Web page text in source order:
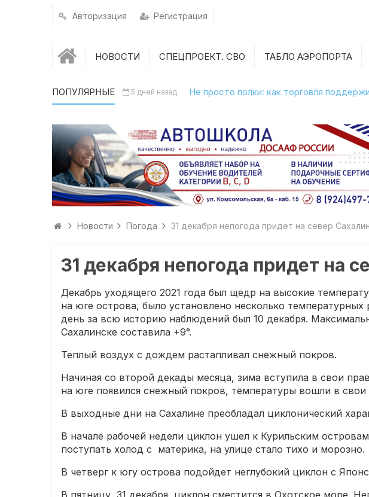
Авторизация Регистрация
НОВОСТИ СПЕЦПРОЕКТ. СВО ТАБЛО АЭРОПОРТА
ПОПУЛЯРНЫЕ 5 дней назад Не просто полки: как торговля
Новости Погода 31 декабря непогода придет на север
31 декабря непогода придет на
Декабрь уходящего 2021 года был щедр на высокие
на юге острова, было установлено несколько
день за всю историю наблюдений был 10 декабря.
Сахалинске составила +9°.
Теплый воздух с дождем растапливал снежный покров.
Начиная со второй декады месяца, зима вступила в свои
на юге появился снежный покров, температуры вошли в
В выходные дни на Сахалине преобладал циклонический
В начале рабочей недели циклон ушел к Курильским
поступать холод с материка, на улице стало тихо и морозно.
В четверг к югу острова подойдет неглубокий циклон с